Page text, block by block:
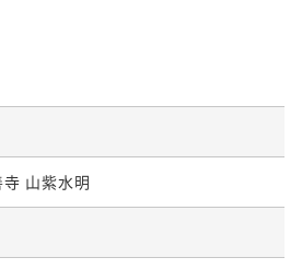
プラン－スタンダード－
決済可
IN 15:00 - 24:00 OUT11:00
ポイント即利用で
¥57,960~
山紫水明